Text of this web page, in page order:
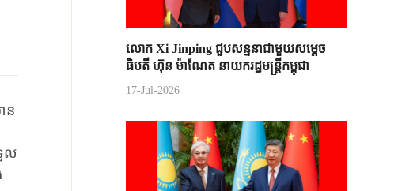
ន​
ល​
លោក Xi Jinping ជួបសន្ទនាជាមួយសម្តេច
ធិបតី ហ៊ុន ម៉ាណែត នាយករដ្ឋមន្ត្រីកម្ពុជា
17-Jul-2026